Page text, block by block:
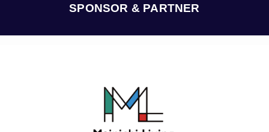
SPONSOR & PARTNER